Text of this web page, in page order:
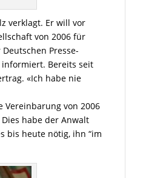
verklagt. Er will vor
von 2006 für
Presse-
Bereits seit
«Ich habe nie
Vereinbarung von 2006
habe der Anwalt
bis heute nötig, ihn “im